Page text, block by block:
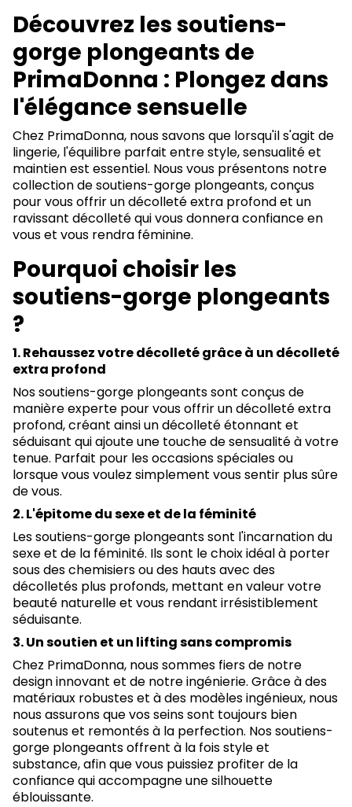
Découvrez les soutiens-
gorge plongeants de
PrimaDonna : Plongez dans
l'élégance sensuelle
Chez PrimaDonna, nous savons que lorsqu'il s'agit de
lingerie, l'équilibre parfait entre style, sensualité et
maintien est essentiel. Nous vous présentons notre
collection de soutiens-gorge plongeants, conçus
pour vous offrir un décolleté extra profond et un
ravissant décolleté qui vous donnera confiance en
vous et vous rendra féminine.
Pourquoi choisir les
soutiens-gorge plongeants
?
1. Rehaussez votre décolleté grâce à un décolleté
extra profond
Nos soutiens-gorge plongeants sont conçus de
manière experte pour vous offrir un décolleté extra
profond, créant ainsi un décolleté étonnant et
séduisant qui ajoute une touche de sensualité à votre
tenue. Parfait pour les occasions spéciales ou
lorsque vous voulez simplement vous sentir plus sûre
de vous.
2. L'épitome du sexe et de la féminité
Les soutiens-gorge plongeants sont l'incarnation du
sexe et de la féminité. Ils sont le choix idéal à porter
sous des chemisiers ou des hauts avec des
décolletés plus profonds, mettant en valeur votre
beauté naturelle et vous rendant irrésistiblement
séduisante.
3. Un soutien et un lifting sans compromis
Chez PrimaDonna, nous sommes fiers de notre
design innovant et de notre ingénierie. Grâce à des
matériaux robustes et à des modèles ingénieux, nous
nous assurons que vos seins sont toujours bien
soutenus et remontés à la perfection. Nos soutiens-
gorge plongeants offrent à la fois style et
substance, afin que vous puissiez profiter de la
confiance qui accompagne une silhouette
éblouissante.